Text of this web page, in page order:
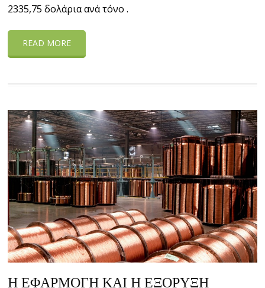
2335,75 δολάρια ανά τόνο .
READ MORE
Η ΕΦΑΡΜΟΓΉ ΚΑΙ Η ΕΞΟΡΎΞΗ